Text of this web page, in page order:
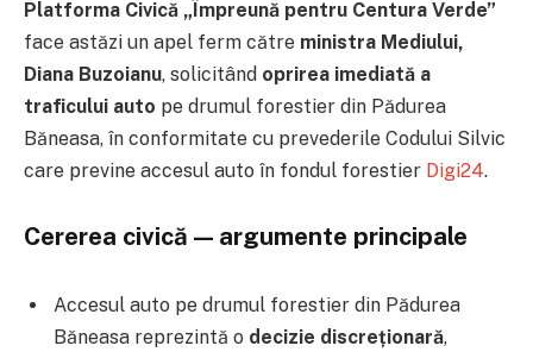
Platforma Civică „Împreună pentru Centura Verde”
face astăzi un apel ferm către ministra Mediului,
Diana Buzoianu, solicitând oprirea imediată a
traficului auto pe drumul forestier din Pădurea
Băneasa, în conformitate cu prevederile Codului Silvic
care previne accesul auto în fondul forestier Digi24.
Cererea civică — argumente principale
Accesul auto pe drumul forestier din Pădurea
Băneasa reprezintă o decizie discreționară,